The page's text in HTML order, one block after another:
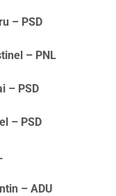
– PSD
– PNL
– PSD
– PSD
– ADU